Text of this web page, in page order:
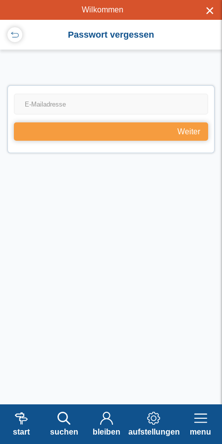
Wilkommen ×
Passwort vergessen
Weiter
start suchen bleiben aufstellungen menu